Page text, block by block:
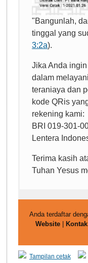
"Bangunlah,
tinggal yang
3:2a).
Jika Anda
dalam
teraniaya dan
kode QRis
rekening kami:
BRI 019-301-
Lentera
Terima kasih
Tuhan Yesus
Anda terdaftar
Website| Kontak
Tampilan cetak